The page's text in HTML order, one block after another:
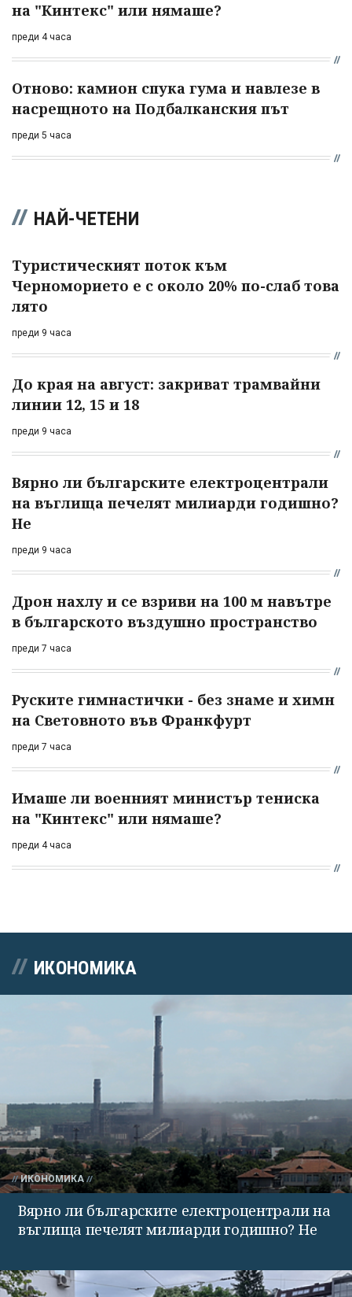
на "Кинтекс" или нямаше?
преди 4 часа
Отново: камион спука гума и навлезе в
насрещното на Подбалканския път
преди 5 часа
НАЙ-ЧЕТЕНИ
Туристическият поток към
Черноморието е с около 20% по-слаб това
лято
преди 9 часа
До края на август: закриват трамвайни
линии 12, 15 и 18
преди 9 часа
Вярно ли българските електроцентрали
на въглища печелят милиарди годишно?
Не
преди 9 часа
Дрон нахлу и се взриви на 100 м навътре
в българското въздушно пространство
преди 7 часа
Руските гимнастички - без знаме и химн
на Световното във Франкфурт
преди 7 часа
Имаше ли военният министър тениска
на "Кинтекс" или нямаше?
преди 4 часа
ИКОНОМИКА
ИКОНОМИКА
Вярно ли българските електроцентрали на
въглища печелят милиарди годишно? Не